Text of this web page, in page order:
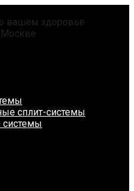
вашем здоровье
сплит-системы
системы